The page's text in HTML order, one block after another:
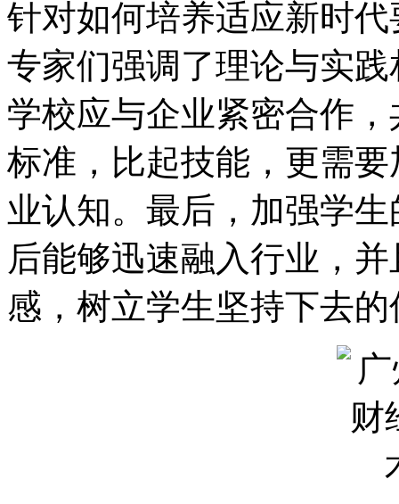
针对如何培养适应新时
专家们强调了理论与实
学校应与企业紧密合作
标准，比起技能，更需
业认知。最后，加强学
后能够迅速融入行业，
感，树立学生坚持下去的